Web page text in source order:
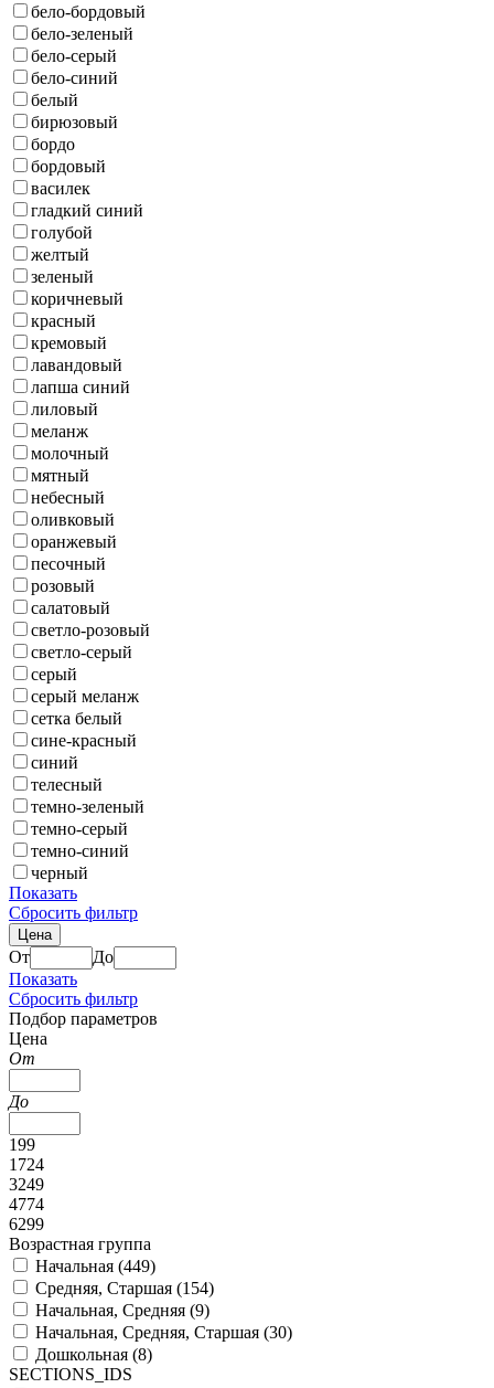
бело-бордовый
бело-зеленый
бело-серый
бело-синий
белый
бирюзовый
бордо
бордовый
василек
гладкий синий
голубой
желтый
зеленый
коричневый
красный
кремовый
лавандовый
лапша синий
лиловый
меланж
молочный
мятный
небесный
оливковый
оранжевый
песочный
розовый
салатовый
светло-розовый
светло-серый
серый
серый меланж
сетка белый
сине-красный
синий
телесный
темно-зеленый
темно-серый
темно-синий
черный
Показать
Сбросить фильтр
Цена
От
До
Показать
Сбросить фильтр
Подбор параметров
Цена
От
До
199
1724
3249
4774
6299
Возрастная группа
Начальная (449)
Средняя, Старшая (154)
Начальная, Средняя (9)
Начальная, Средняя, Старшая (30)
Дошкольная (8)
SECTIONS_IDS